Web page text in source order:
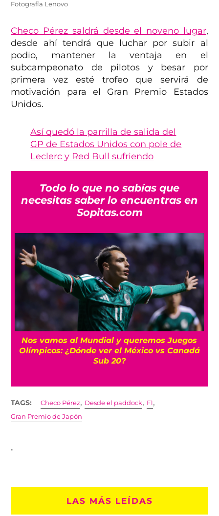
Fotografía Lenovo
Checo Pérez saldrá desde el noveno lugar,
desde ahí tendrá que luchar por subir al
podio, mantener la ventaja en el
subcampeonato de pilotos y besar por
primera vez esté trofeo que servirá de
motivación para el Gran Premio Estados
Unidos.
Así quedó la parrilla de salida del
GP de Estados Unidos con pole de
Leclerc y Red Bull sufriendo
Todo lo que no sabías que
necesitas saber lo encuentras en
Sopitas.com
Nos vamos al Mundial y queremos Juegos
Olímpicos: ¿Dónde ver el México vs Canadá
Sub 20?
TAGS: Checo Pérez, Desde el paddock, F1,
Gran Premio de Japón
LAS MÁS LEÍDAS